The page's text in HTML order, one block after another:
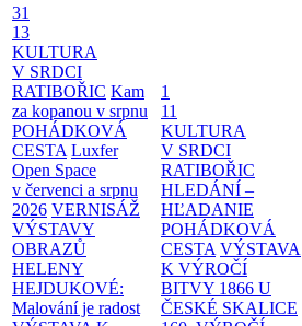
31
13
KULTURA
V SRDCI
RATIBOŘIC Kam
za kopanou v srpnu
POHÁDKOVÁ
CESTA Luxfer
Open Space
v červenci a srpnu
2026 VERNISÁŽ
VÝSTAVY
OBRAZŮ
HELENY
HEJDUKOVÉ:
Malování je radost
1
11
KULTURA
V SRDCI
RATIBOŘIC
HLEDÁNÍ –
HĽADANIE
POHÁDKOVÁ
CESTA VÝSTAVA
K VÝROČÍ
BITVY 1866 U
ČESKÉ SKALICE